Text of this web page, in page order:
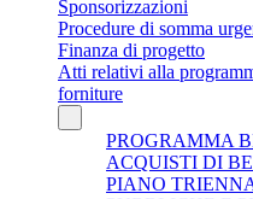
Sponsorizzazioni
Procedure di somma
Finanza di progetto
Atti relativi alla
forniture
PROGRAMMA
ACQUISTI DI
PIANO